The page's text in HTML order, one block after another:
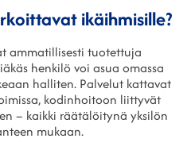
ikäihmisille?
ammatillisesti tuotettuja
henkilö voi asua omassa
halliten. Palvelut kattavat
kodinhoitoon liittyvät
– kaikki räätälöitynä yksilön
mukaan.